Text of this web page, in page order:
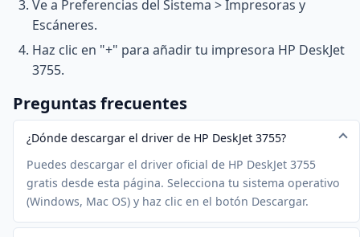
Ve a Preferencias del Sistema > Impresoras y
Escáneres.
Haz clic en "+" para añadir tu impresora HP DeskJet
3755.
Preguntas frecuentes
¿Dónde descargar el driver de HP DeskJet 3755?
Puedes descargar el driver oficial de HP DeskJet 3755
gratis desde esta página. Selecciona tu sistema operativo
(Windows, Mac OS) y haz clic en el botón Descargar.